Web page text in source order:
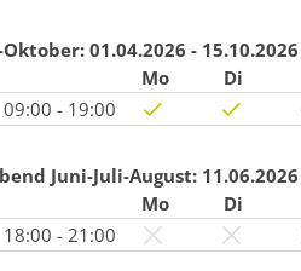
01.04.2026 - 15.10.2026
Mo
Di
09:00 - 19:00
Juni-Juli-August:
Mo
Di
18:00 - 21:00